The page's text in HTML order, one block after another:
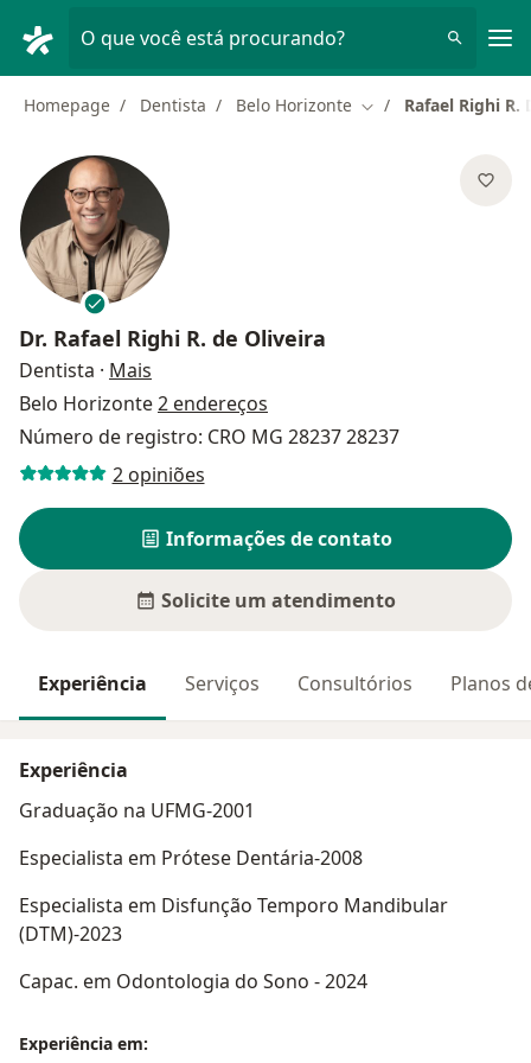
O que você está procurando?
Homepage Dentista Belo Horizonte Mudar de cidade
Rafael Righi R.
Dr. Rafael Righi R. de Oliveira
Dentista · Mais
Belo Horizonte2 endereços
Número de registro: CRO MG 28237 28237
2 opiniões
Informações de contato
Solicite um atendimento
Experiência Serviços Consultórios Planos
Experiência
Graduação na UFMG-2001
Especialista em Prótese Dentária-2008
Especialista em Disfunção Temporo Mandibular
(DTM)-2023
Capac. em Odontologia do Sono - 2024
Experiência em: